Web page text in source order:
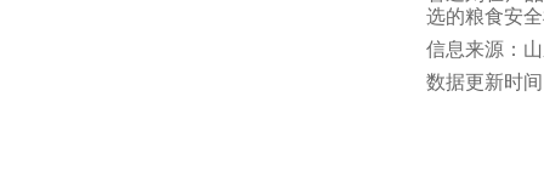
选的粮食安
信息来源：
数据更新时